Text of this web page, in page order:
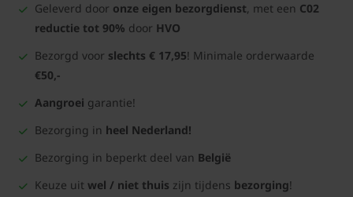
Geleverd door onze eigen bezorgdienst, met een C02
reductie tot 90% door HVO
Bezorgd voor slechts € 17,95! Minimale orderwaarde
€50,-
Aangroei garantie!
Bezorging in heel Nederland!
Bezorging in beperkt deel van België
Keuze uit wel / niet thuis zijn tijdens bezorging!